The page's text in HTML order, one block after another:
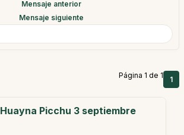
Mensaje anterior
Mensaje siguiente
Página 1 de 1 1
Picchu 3 septiembre